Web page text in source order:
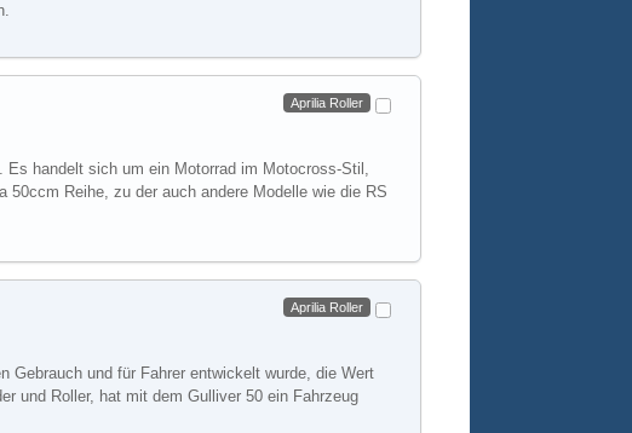
Aprilia Roller
Es handelt sich um ein Motorrad im Motocross-Stil,
Reihe, zu der auch andere Modelle wie die RS
Aprilia Roller
Gebrauch und für Fahrer entwickelt wurde, die Wert
und Roller, hat mit dem Gulliver 50 ein Fahrzeug